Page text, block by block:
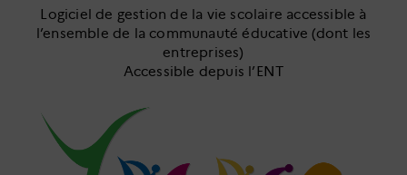
Logiciel de gestion de la vie scolaire accessible à
l’ensemble de la communauté éducative (dont les
entreprises)
Accessible depuis l’ENT